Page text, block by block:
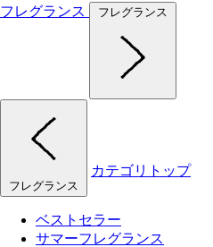
フレグランス
フレグランス
フレグランス
カテゴリトップ
ベストセラー
サマーフレグランス